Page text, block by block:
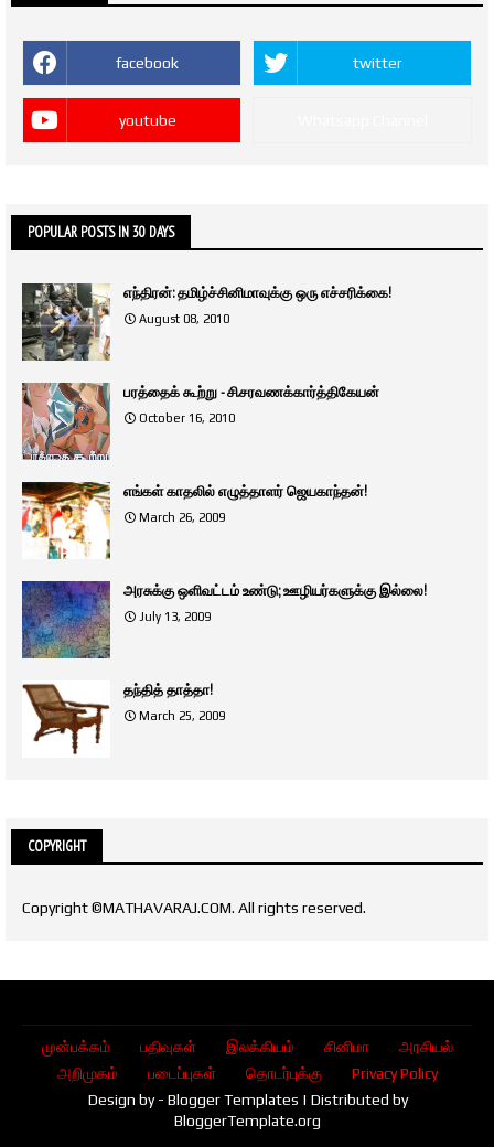
facebook twitter
youtube
POPULAR POSTS IN 30 DAYS
எந்திரன்: தமிழ்ச்சினிமாவுக்கு ஒரு எச்சரிக்கை!
August 08, 2010
பரத்தைக் கூற்று - சி.சரவணக்கார்த்திகேயன்
October 16, 2010
எங்கள் காதலில் எழுத்தாளர் ஜெயகாந்தன்!
March 26, 2009
அரசுக்கு ஒளிவட்டம் உண்டு; ஊழியர்களுக்கு இல்லை!
July 13, 2009
தந்தித் தாத்தா!
March 25, 2009
COPYRIGHT
Copyright ©MATHAVARAJ.COM. All rights reserved.
முன்பக்கம் பதிவுகள் இலக்கியம் சினிமா
அரசியல்
அறிமுகம்
படைப்புகள் தொடர்புக்கு
Privacy Policy
Design by - Blogger Templates | Distributed by
BloggerTemplate.org